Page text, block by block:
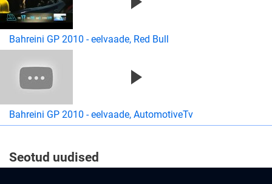
Bahreini GP 2010 - eelvaade, Red Bull
Bahreini GP 2010 - eelvaade, AutomotiveTv
Seotud uudised